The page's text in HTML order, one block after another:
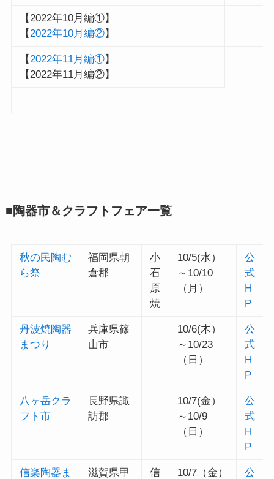
【2022年10月編①】
【2022年10月編②】
【2022年11月編①】
【2022年11月編②】
■陶器市＆クラフトフェア一覧
秋の民陶む
ら祭
福岡県朝
倉郡
小
石
原
焼
10/5(水）
～10/10
（月）
公
式
H
P
丹波焼陶器
まつり
兵庫県篠
山市
10/6(木）
～10/23
（日）
公
式
H
P
八ヶ岳クラ
フト市
長野県諏
訪郡
10/7(金）
～10/9
（日）
公
式
H
P
信楽陶器ま
滋賀県甲
信
10/7（金）
公